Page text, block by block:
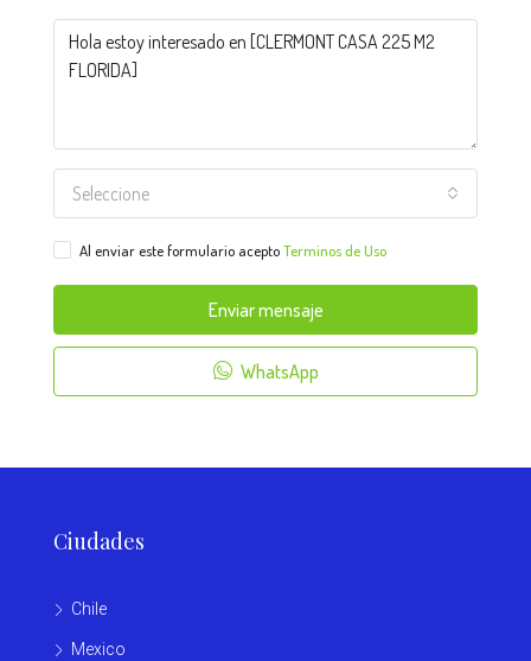
Seleccione
Al enviar este formulario aceptoTerminos de Uso
Enviar mensaje
WhatsApp
Ciudades
Chile
Mexico